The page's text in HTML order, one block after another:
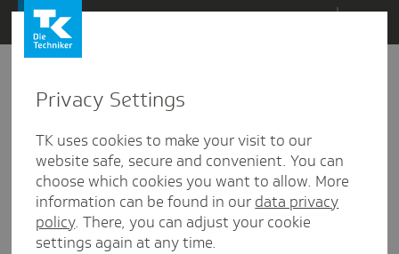
Direkt
Inhalt
Inklusion
2 Artikel diesem Schlagwort zugehörig
Sortieren nach DatumoderBeliebtheit
Privacy Settings
TK uses cookies to make your visit to our
website safe, secure and convenient. You can
choose which cookies you want to allow. More
information can be found in our data privacy
policy. There, you can adjust your cookie
settings again at any time.